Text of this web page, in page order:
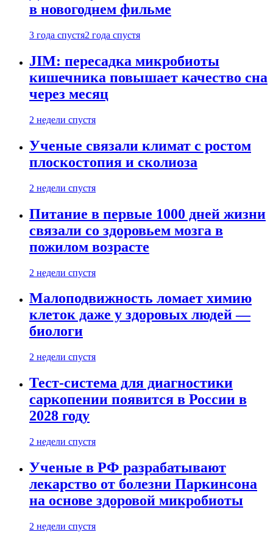
в новогоднем фильме
3 года спустя2 года спустя
JIM: пересадка микробиоты
кишечника повышает качество сна
через месяц
2 недели спустя
Ученые связали климат с ростом
плоскостопия и сколиоза
2 недели спустя
Питание в первые 1000 дней жизни
связали со здоровьем мозга в
пожилом возрасте
2 недели спустя
Малоподвижность ломает химию
клеток даже у здоровых людей —
биологи
2 недели спустя
Тест-система для диагностики
саркопении появится в России в
2028 году
2 недели спустя
Ученые в РФ разрабатывают
лекарство от болезни Паркинсона
на основе здоровой микробиоты
2 недели спустя